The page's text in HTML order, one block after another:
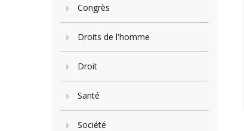
Congrès
Droits de l'homme
Droit
Santé
Société